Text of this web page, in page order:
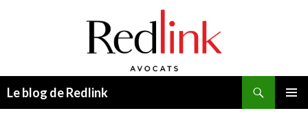
Le blog de Redlink